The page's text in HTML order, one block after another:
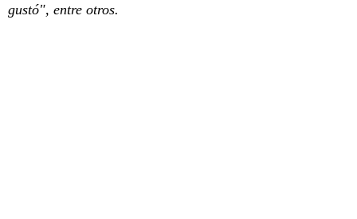
gustó", entre otros.